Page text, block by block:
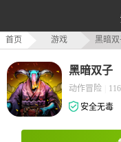
首页 游戏 黑暗
黑暗双子
动作冒险
安全无毒